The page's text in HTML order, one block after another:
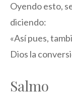
Oyendo esto,
diciendo:
«Así pues,
Dios la
Salmo